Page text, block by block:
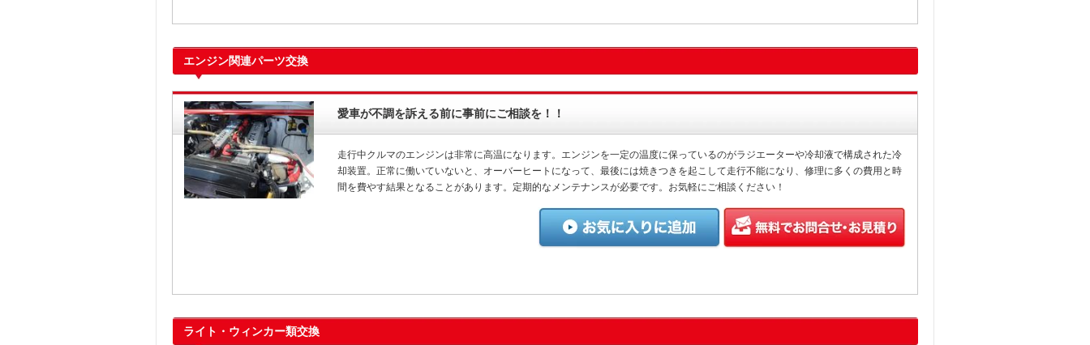
エンジン関連パーツ交換
愛車が不調を訴える前に事前にご相談を！！
走行中クルマのエンジンは非常に高温になります。エンジンを一定の温度に保っているのがラジエーターや冷却液で構成された冷
却装置。正常に働いていないと、オーバーヒートになって、最後には焼きつきを起こして走行不能になり、修理に多くの費用と時
間を費やす結果となることがあります。定期的なメンテナンスが必要です。お気軽にご相談ください！
ライト・ウィンカー類交換